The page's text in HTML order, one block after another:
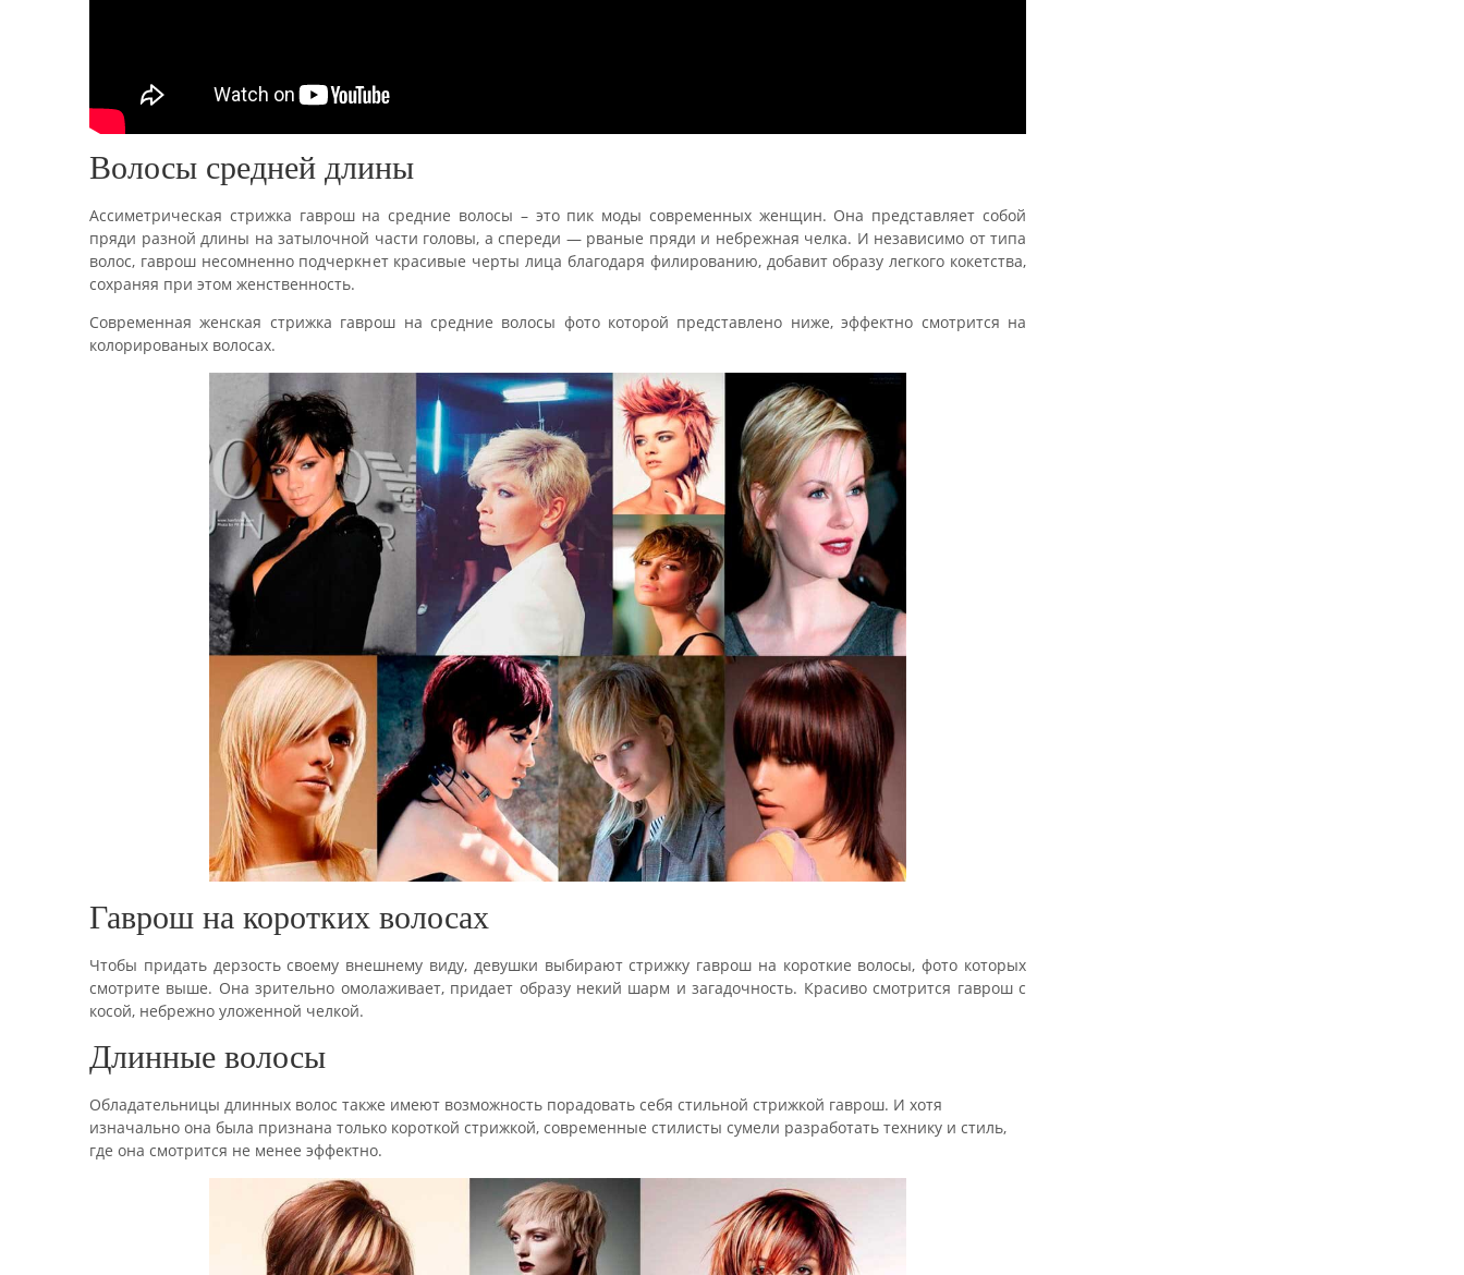
Волосы средней длины
Ассиметрическая стрижка гаврош на средние волосы – это пик моды современных женщин. Она представляет собой
пряди разной длины на затылочной части головы, а спереди — рваные пряди и небрежная челка. И независимо от типа
волос, гаврош несомненно подчеркнет красивые черты лица благодаря филированию, добавит образу легкого кокетства,
сохраняя при этом женственность.
Современная женская стрижка гаврош на средние волосы фото которой представлено ниже, эффектно смотрится на
колорированых волосах.
Гаврош на коротких волосах
Чтобы придать дерзость своему внешнему виду, девушки выбирают стрижку гаврош на короткие волосы, фото которых
смотрите выше. Она зрительно омолаживает, придает образу некий шарм и загадочность. Красиво смотрится гаврош с
косой, небрежно уложенной челкой.
Длинные волосы
Обладательницы длинных волос также имеют возможность порадовать себя стильной стрижкой гаврош. И хотя
изначально она была признана только короткой стрижкой, современные стилисты сумели разработать технику и стиль,
где она смотрится не менее эффектно.